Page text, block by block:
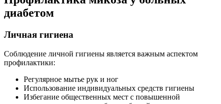
диабетом
Личная гигиена
Соблюдение личной гигиены является важным аспектом
профилактики:
Регулярное мытье рук и ног
Использование индивидуальных средств гигиены
Избегание общественных мест с повышенной